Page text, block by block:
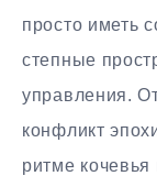
просто иметь
степные
управления.
конфликт
ритме кочевья